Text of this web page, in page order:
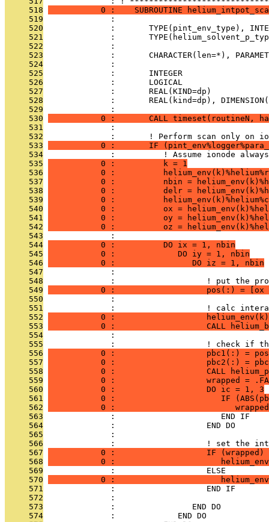
     518
0 :    SUBROUTINE
     519
              :
     520
:       TYPE(pint_env_type),
     521
:
     522
              :
     523
:       CHARACTER(len=*),
     524
              :
     525
:       INTEGER
     526
:       LOGICAL
     527
:       REAL(KIND=dp)
     528
:       REAL(kind=dp),
     529
              :
     530
0 :       CALL timeset(routineN,
     531
              :
     532
:       ! Perform scan only on
     533
0 :       IF
     534
:          ! Assume ionode
     535
           0 :          k = 1
     536
0 :
     537
0 :          nbin =
     538
0 :          delr =
     539
0 :
     540
0 :          ox =
     541
0 :          oy =
     542
0 :          oz =
     543
              :
     544
           0 :          DO ix = 1, nbin
     545
           0 :             DO iy = 1, nbin
     546
           0 :                DO iz = 1, nbin
     547
              :
     548
:                   ! put the
     549
0 :                   pos(:) =
     550
              :
     551
:                   ! calc
     552
0 :
     553
0 :                   CALL
     554
              :
     555
:                   ! check if
     556
0 :                   pbc1(:) =
     557
0 :                   pbc2(:) =
     558
0 :                   CALL
     559
0 :                   wrapped =
     560
           0 :                   DO ic = 1, 3
     561
0 :                      IF
     562
0 :
     563
              :                      END IF
     564
              :                   END DO
     565
              :
     566
:                   ! set the
     567
0 :                   IF (wrapped)
     568
0 :
     569
              :                   ELSE
     570
0 :
     571
              :                   END IF
     572
              :
     573
              :                END DO
     574
              :             END DO